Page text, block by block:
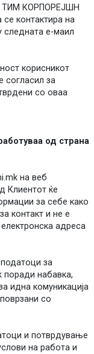
ТИМ КОРПОРЕЈШН
контактира на
следната е-маил
корисникот
согласил за
со оваа
од страна
на веб
ќе
за себе како
контакт и не е
адреса
за
поради набавка,
идна комуникација
со
и потврдување
на работа и